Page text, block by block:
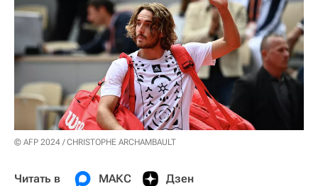
© AFP 2024 / CHRISTOPHE ARCHAMBAULT
Читать в МАКС Дзен